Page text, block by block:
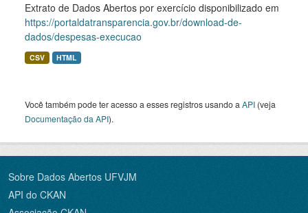
Extrato de Dados Abertos por exercício disponibilizado em
https://portaldatransparencia.gov.br/download-de-
dados/despesas-execucao
CSV HTML
Você também pode ter acesso a esses registros usando a API (veja
Documentação da API).
Sobre Dados Abertos UFVJM
API do CKAN